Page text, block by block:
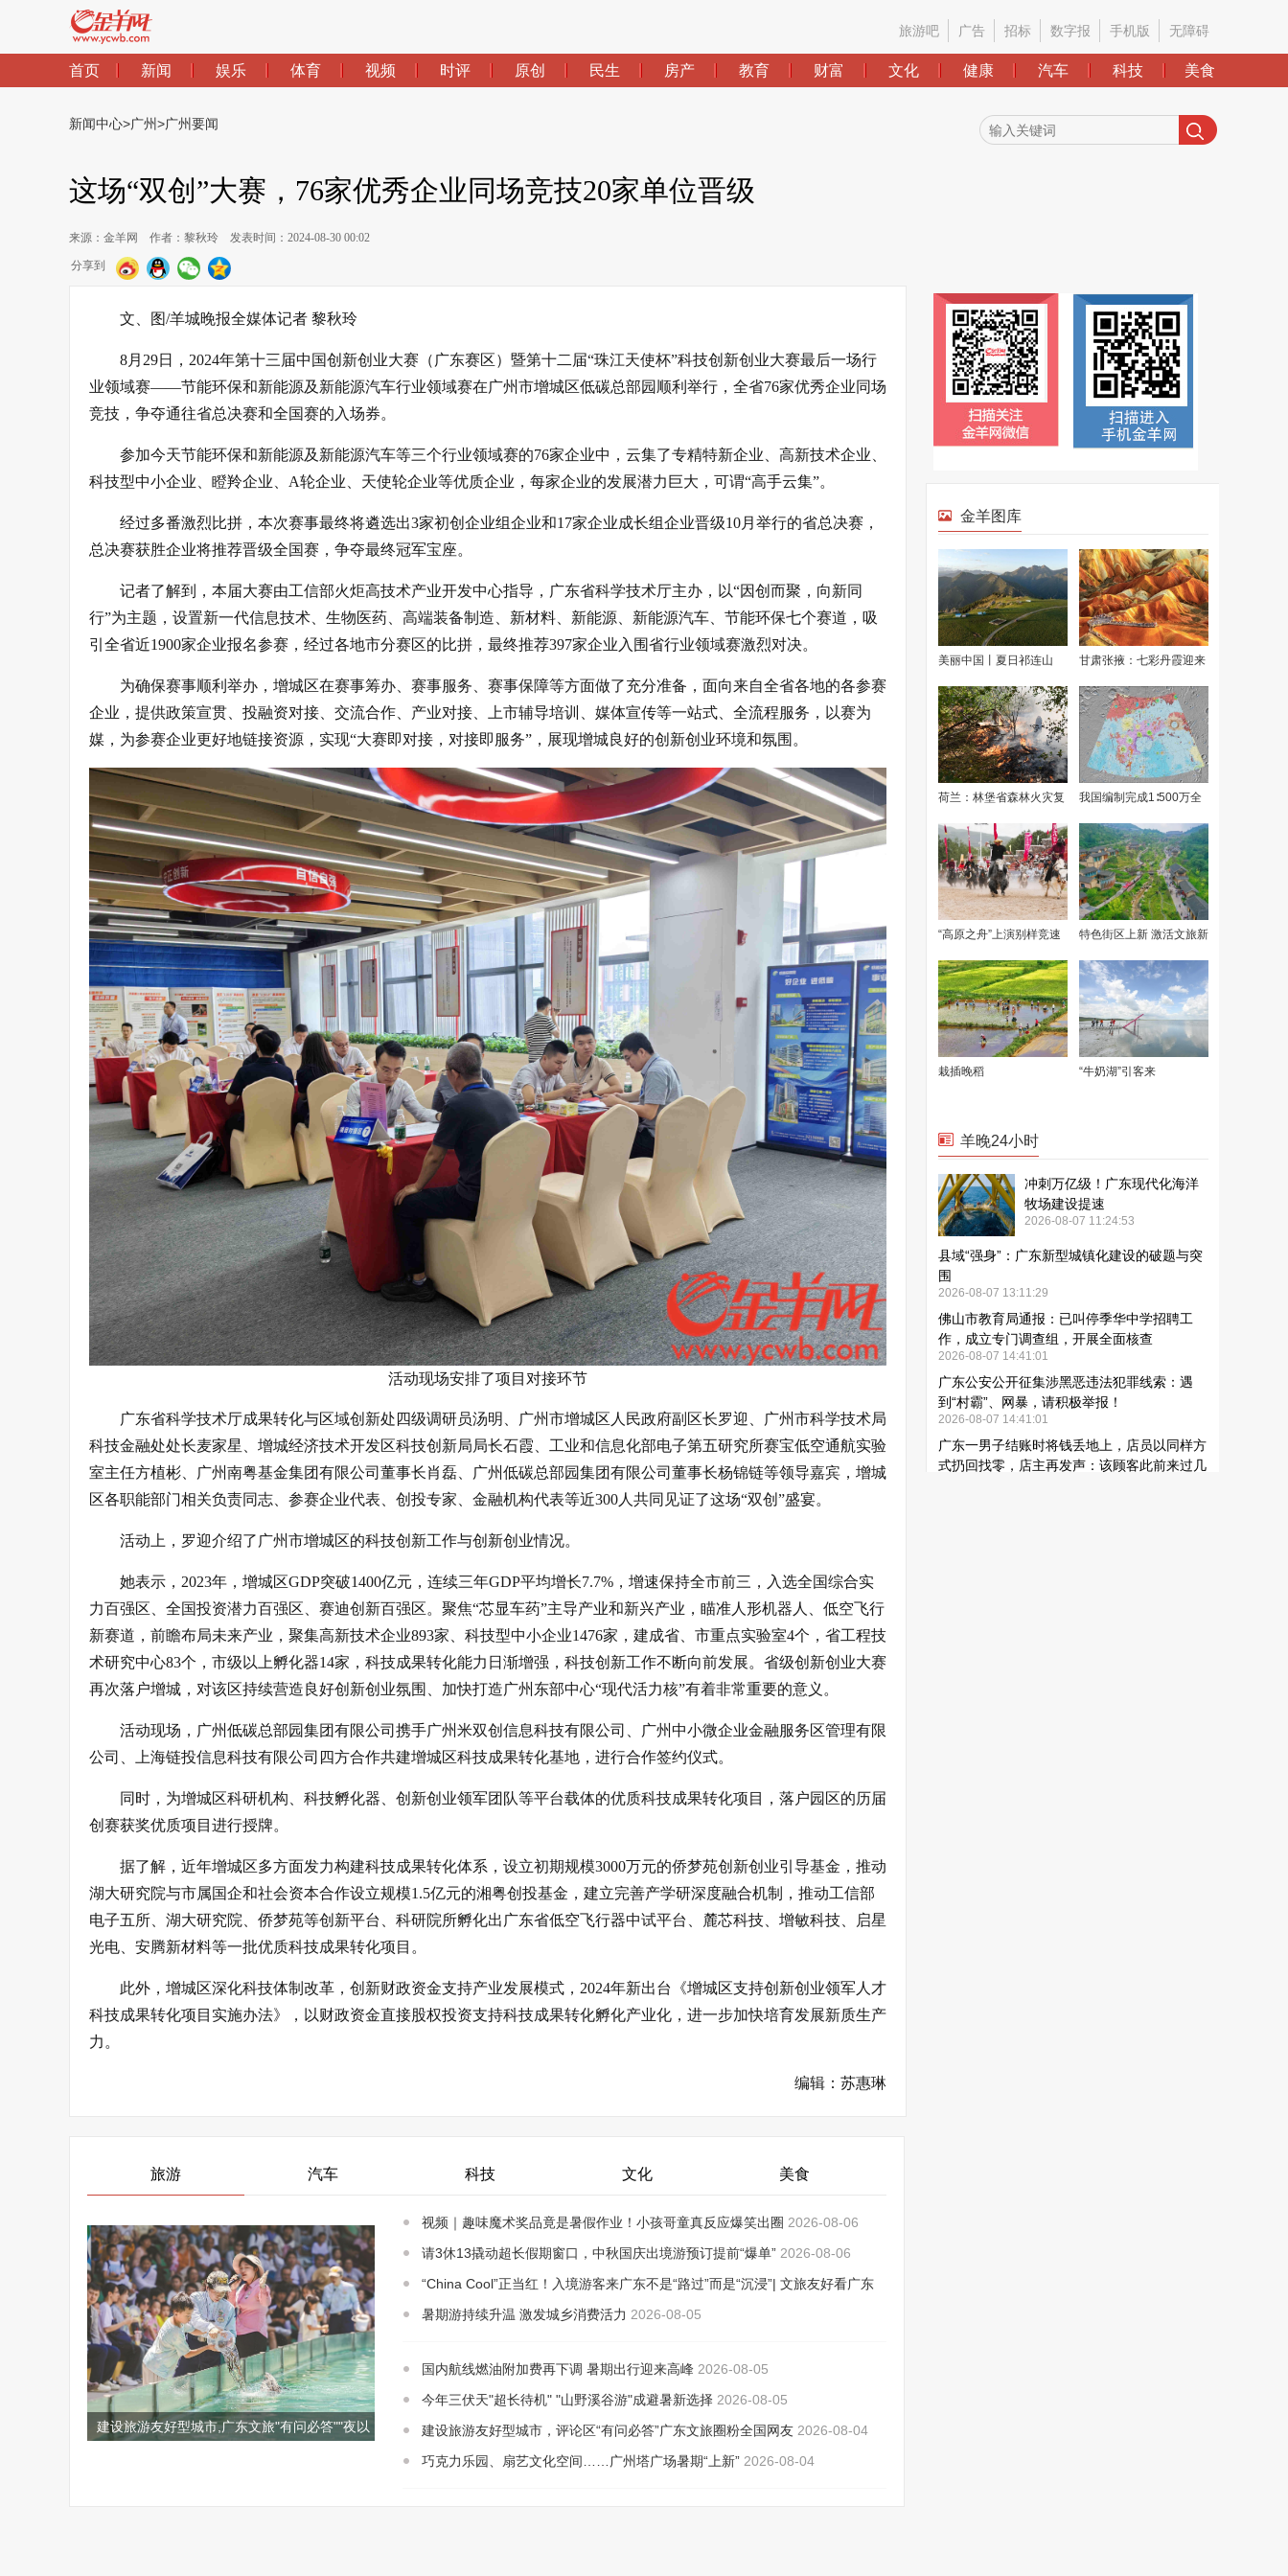
旅游吧 广告 招标 数字报 手机版 无障碍
首页 新闻 娱乐 体育 视频 时评 原创 民生 房产 教育 财富 文化 健康 汽车 科技 美食
新闻中心>广州>广州要闻
这场“双创”大赛，76家优秀企业同场竞技20家单位晋级
来源：金羊网 作者：黎秋玲 发表时间：2024-08-30 00:02
分享到
文、图/羊城晚报全媒体记者 黎秋玲
8月29日，2024年第十三届中国创新创业大赛（广东赛区）暨第十二届“珠江天使杯”科技创新创业大赛最后一场行
业领域赛——节能环保和新能源及新能源汽车行业领域赛在广州市增城区低碳总部园顺利举行，全省76家优秀企业同场
竞技，争夺通往省总决赛和全国赛的入场券。
参加今天节能环保和新能源及新能源汽车等三个行业领域赛的76家企业中，云集了专精特新企业、高新技术企业、
科技型中小企业、瞪羚企业、A轮企业、天使轮企业等优质企业，每家企业的发展潜力巨大，可谓“高手云集”。
经过多番激烈比拼，本次赛事最终将遴选出3家初创企业组企业和17家企业成长组企业晋级10月举行的省总决赛，
总决赛获胜企业将推荐晋级全国赛，争夺最终冠军宝座。
记者了解到，本届大赛由工信部火炬高技术产业开发中心指导，广东省科学技术厅主办，以“因创而聚，向新同
行”为主题，设置新一代信息技术、生物医药、高端装备制造、新材料、新能源、新能源汽车、节能环保七个赛道，吸
引全省近1900家企业报名参赛，经过各地市分赛区的比拼，最终推荐397家企业入围省行业领域赛激烈对决。
为确保赛事顺利举办，增城区在赛事筹办、赛事服务、赛事保障等方面做了充分准备，面向来自全省各地的各参赛
企业，提供政策宣贯、投融资对接、交流合作、产业对接、上市辅导培训、媒体宣传等一站式、全流程服务，以赛为
媒，为参赛企业更好地链接资源，实现“大赛即对接，对接即服务”，展现增城良好的创新创业环境和氛围。
活动现场安排了项目对接环节
广东省科学技术厅成果转化与区域创新处四级调研员汤明、广州市增城区人民政府副区长罗迎、广州市科学技术局
科技金融处处长麦家星、增城经济技术开发区科技创新局局长石霞、工业和信息化部电子第五研究所赛宝低空通航实验
室主任方植彬、广州南粤基金集团有限公司董事长肖磊、广州低碳总部园集团有限公司董事长杨锦链等领导嘉宾，增城
区各职能部门相关负责同志、参赛企业代表、创投专家、金融机构代表等近300人共同见证了这场“双创”盛宴。
活动上，罗迎介绍了广州市增城区的科技创新工作与创新创业情况。
她表示，2023年，增城区GDP突破1400亿元，连续三年GDP平均增长7.7%，增速保持全市前三，入选全国综合实
力百强区、全国投资潜力百强区、赛迪创新百强区。聚焦“芯显车药”主导产业和新兴产业，瞄准人形机器人、低空飞行
新赛道，前瞻布局未来产业，聚集高新技术企业893家、科技型中小企业1476家，建成省、市重点实验室4个，省工程技
术研究中心83个，市级以上孵化器14家，科技成果转化能力日渐增强，科技创新工作不断向前发展。省级创新创业大赛
再次落户增城，对该区持续营造良好创新创业氛围、加快打造广州东部中心“现代活力核”有着非常重要的意义。
活动现场，广州低碳总部园集团有限公司携手广州米双创信息科技有限公司、广州中小微企业金融服务区管理有限
公司、上海链投信息科技有限公司四方合作共建增城区科技成果转化基地，进行合作签约仪式。
同时，为增城区科研机构、科技孵化器、创新创业领军团队等平台载体的优质科技成果转化项目，落户园区的历届
创赛获奖优质项目进行授牌。
据了解，近年增城区多方面发力构建科技成果转化体系，设立初期规模3000万元的侨梦苑创新创业引导基金，推动
湖大研究院与市属国企和社会资本合作设立规模1.5亿元的湘粤创投基金，建立完善产学研深度融合机制，推动工信部
电子五所、湖大研究院、侨梦苑等创新平台、科研院所孵化出广东省低空飞行器中试平台、麓芯科技、增敏科技、启星
光电、安腾新材料等一批优质科技成果转化项目。
此外，增城区深化科技体制改革，创新财政资金支持产业发展模式，2024年新出台《增城区支持创新创业领军人才
科技成果转化项目实施办法》，以财政资金直接股权投资支持科技成果转化孵化产业化，进一步加快培育发展新质生产
力。
编辑：苏惠琳